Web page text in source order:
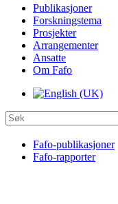
Publikasjoner
Forskningstema
Prosjekter
Arrangementer
Ansatte
Om Fafo
Fafo-publikasjoner
Fafo-rapporter